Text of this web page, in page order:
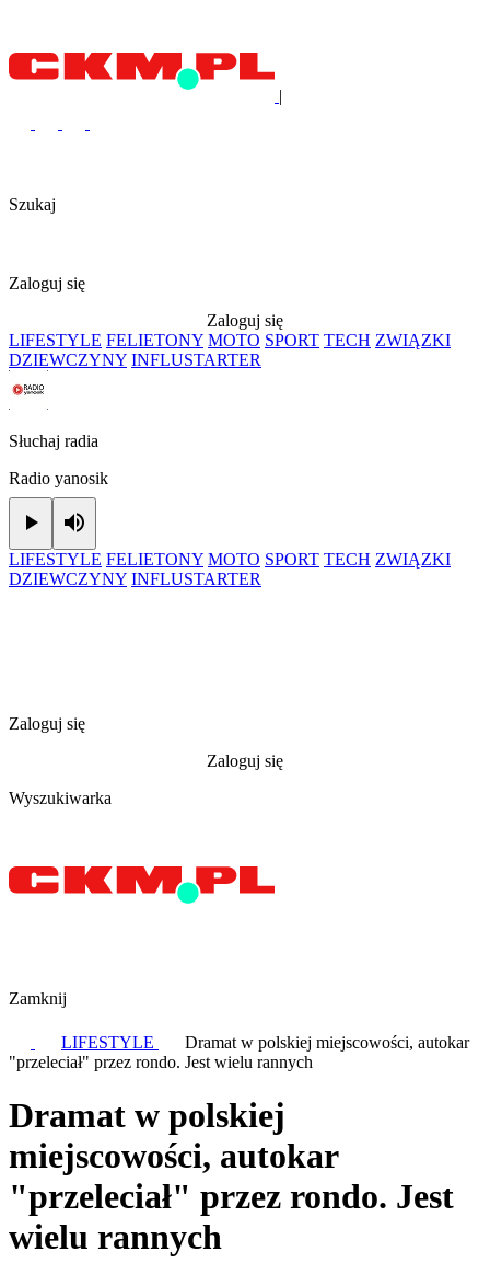
|
Szukaj
Zaloguj się
Zaloguj się
LIFESTYLE FELIETONY MOTO SPORT TECH ZWIĄZKI
DZIEWCZYNY INFLUSTARTER
Słuchaj radia
Radio yanosik
Play
LIFESTYLE FELIETONY MOTO SPORT TECH ZWIĄZKI
DZIEWCZYNY INFLUSTARTER
Zaloguj się
Zaloguj się
Wyszukiwarka
Zamknij
LIFESTYLE
Dramat w polskiej miejscowości, autokar
"przeleciał" przez rondo. Jest wielu rannych
Dramat w polskiej
miejscowości, autokar
"przeleciał" przez rondo. Jest
wielu rannych